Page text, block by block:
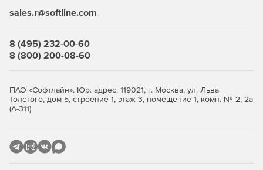
предотвращать несанкционированный доступ к
Шифрование данных
обеспечивает дополнительный уровень защиты в случае
утечки или несанкционированного доступа. Шифрование
помогает сохранить конфиденциальность информации,
Мониторинг и аналитика
sales.r@softline.com
8 (495) 232-00-60
8 (800) 200-08-60
ПАО «Софтлайн». Юр. адрес: 119021, г. Москва, ул. Льва
Толстого, дом 5, строение 1, этаж 3, помещение 1, комн. № 2, 2а
(А-311)